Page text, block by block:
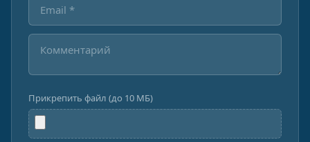
Прикрепить файл (до 10 МБ)